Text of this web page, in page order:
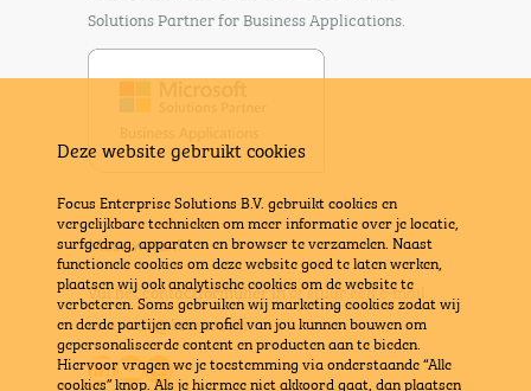
Solutions Partner for Business Applications.
Meer weten?
Vul het contactformulier inof stuur een e-mail
naarinfo@bravx.com
LinkedIn
YouTube
E-mail
Deze website gebruikt cookies
Focus Enterprise Solutions B.V. gebruikt cookies en
vergelijkbare technieken om meer informatie over je locatie,
surfgedrag, apparaten en browser te verzamelen. Naast
functionele cookies om deze website goed te laten werken,
plaatsen wij ook analytische cookies om de website te
verbeteren. Soms gebruiken wij marketing cookies zodat wij
en derde partijen een profiel van jou kunnen bouwen om
gepersonaliseerde content en producten aan te bieden.
Hiervoor vragen we je toestemming via onderstaande “Alle
cookies” knop. Als je hiermee niet akkoord gaat, dan plaatsen